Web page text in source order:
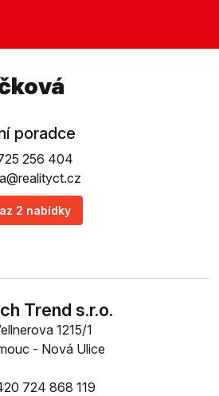
poradce
256 404
2 nabídky
Trend s.r.o.
1215/1
- Nová Ulice
724 868 119